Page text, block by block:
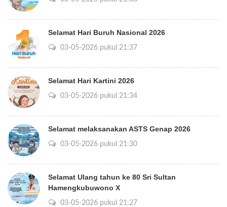
Selamat Hari Buruh Nasional 2026
03-05-2026 pukul 21:37
Selamat Hari Kartini 2026
03-05-2026 pukul 21:34
Selamat melaksanakan ASTS Genap 2026
03-05-2026 pukul 21:30
Selamat Ulang tahun ke 80 Sri Sultan
Hamengkubuwono X
03-05-2026 pukul 21:27